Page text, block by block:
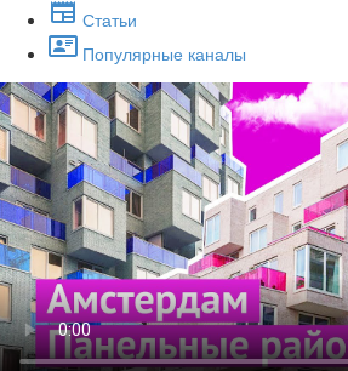
Статьи
Популярные каналы